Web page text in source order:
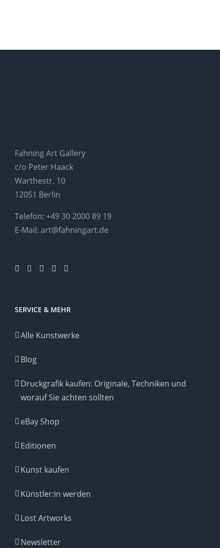
Fahning Art Gallery
c/o Peter Haack
Warthestr. 10
12051 Berlin
Telefon: +49 30 2000 89 19
E-Mail: art@fahningart.de
SERVICE & MEHR
Alle Kunstwerke
Blog
Druckgrafik kaufen: Originale, Techniken und
worauf Sie achten sollten
eBay Shop
Editionen
Kunst kaufen
Künstler:in werden
Lost Artworks
Newsletter